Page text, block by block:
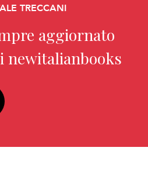
TRECCANI
aggiornato
newitalianbooks